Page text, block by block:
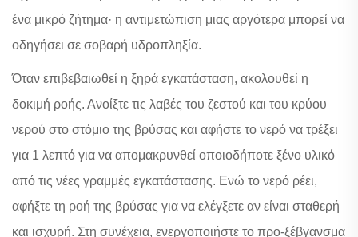
ένα μικρό ζήτημα· η αντιμετώπιση μιας αργότερα μπορεί να
οδηγήσει σε σοβαρή υδροπληξία.
Όταν επιβεβαιωθεί η ξηρά εγκατάσταση, ακολουθεί η
δοκιμή ροής. Ανοίξτε τις λαβές του ζεστού και του κρύου
νερού στο στόμιο της βρύσας και αφήστε το νερό να τρέξει
για 1 λεπτό για να απομακρυνθεί οποιοδήποτε ξένο υλικό
από τις νέες γραμμές εγκατάστασης. Ενώ το νερό ρέει,
αφήξτε τη ροή της βρύσας για να ελέγξετε αν είναι σταθερή
και ισχυρή. Στη συνέχεια, ενεργοποιήστε το προ-ξέβγανσμα